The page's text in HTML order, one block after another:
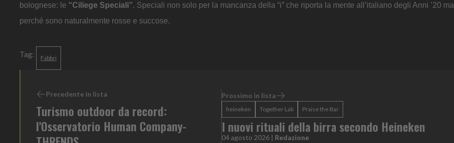
bolognese: le “Ciliege Speciali”. Speciali non solo per la mancanza della “i” che riporta la mente all’italiano degli Anni ’20 ma
perché sono naturalmente rosse e succose.
Tag: Fabbri
Precedente in lista
Turismo outdoor da record:
l'Osservatorio Human Company-
Prossimo in lista
heineken Together Lab Praise the Bar
I nuovi rituali della birra secondo Heineken
04 agosto 2026 | Redazione